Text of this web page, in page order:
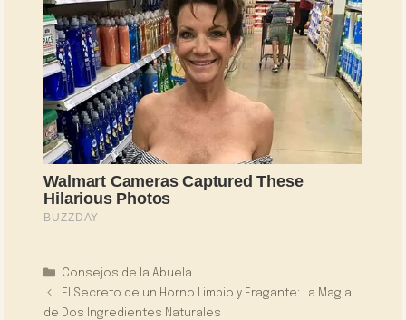
Categorías
Consejos de la Abuela
El Secreto de un Horno Limpio y Fragante: La Magia
de Dos Ingredientes Naturales